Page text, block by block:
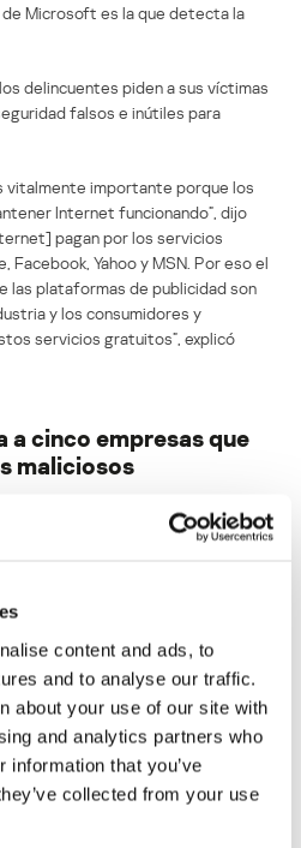
content and ads, to
and to analyse our traffic.
about your use of our site with
and analytics partners who
information that you’ve
collected from your use
Microsoft es la que detecta la
delincuentes piden a sus víctimas
falsos e inútiles para
vitalmente importante porque los
Internet funcionando”, dijo
pagan por los servicios
Yahoo y MSN. Por eso el
las plataformas de publicidad son
y los consumidores y
servicios gratuitos”, explicó
cinco empresas que
maliciosos
no será publicada. Los
Correo electrónico